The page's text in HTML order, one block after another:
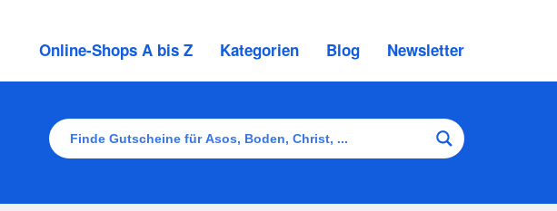
Online-Shops A bis Z Kategorien Blog Newsletter